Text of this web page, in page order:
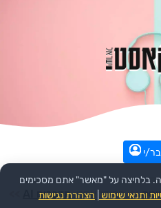
י
>> הפודקאסט: מדברים AI
בלחיצה על "מאשר" אתם מסכימים
ותנאי שימוש הצהרת נגישות